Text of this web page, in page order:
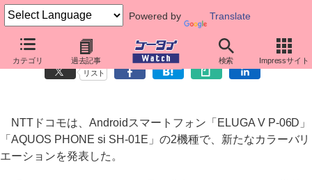
Powered by Translate
カテゴリ 過去記事 検索 Impressサイト
ドコモの「ELUGA V」「AQUOS PHONE si」に新色
リスト
NTTドコモは、Androidスマートフォン「ELUGA V P-06D」
「AQUOS PHONE si SH-01E」の2機種で、新たなカラーバリ
エーションを発表した。